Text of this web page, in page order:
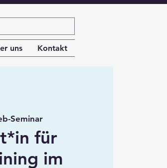
uns Kontakt
Seminar
für
im